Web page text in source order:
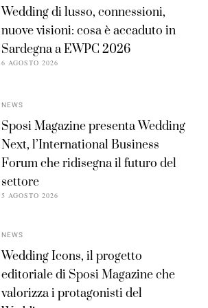
Wedding di lusso, connessioni,
nuove visioni: cosa è accaduto in
Sardegna a EWPC 2026
6 AGOSTO 2026
NEWS
Sposi Magazine presenta Wedding
Next, l’International Business
Forum che ridisegna il futuro del
settore
5 AGOSTO 2026
NEWS
Wedding Icons, il progetto
editoriale di Sposi Magazine che
valorizza i protagonisti del